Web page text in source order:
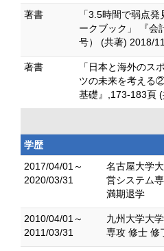
著書
「3.5時間で弱点
ークブック」 『会
号） (共著) 2018/
著書
「日本と海外のス
ツの未来を考える
基礎』,173-183頁
学歴
2017/04/01～
2020/03/31
名古屋大学
営システム
満期退学
2010/04/01～
2011/03/31
九州大学大
専攻 修士 修